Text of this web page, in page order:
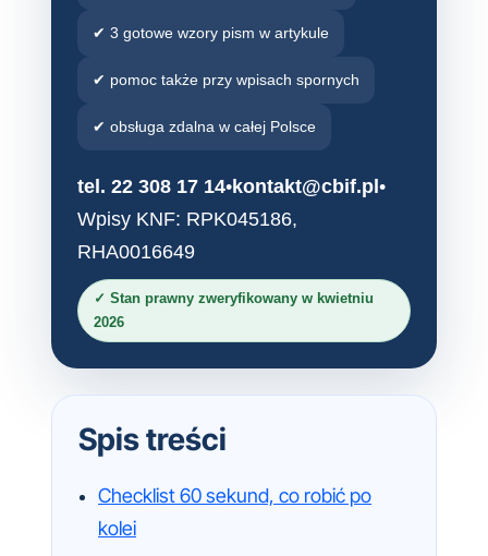
✔ 3 gotowe wzory pism w artykule
✔ pomoc także przy wpisach spornych
✔ obsługa zdalna w całej Polsce
tel. 22 308 17 14•kontakt@cbif.pl•
Wpisy KNF: RPK045186,
RHA0016649
✓ Stan prawny zweryfikowany w kwietniu
2026
Spis treści
Checklist 60 sekund, co robić po
kolei